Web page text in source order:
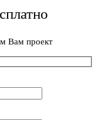
Вам проект